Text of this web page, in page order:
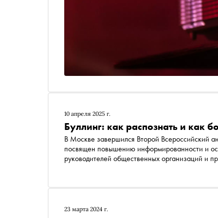
10 апреля 2025 г.
Буллинг: как распознать и как
В Москве завершился Второй Всероссийский
посвящен повышению информированности и
руководителей общественных организаций и
мероприятия на государственном уровне
23 марта 2024 г.